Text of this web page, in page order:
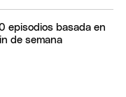
episodios basada en
de semana